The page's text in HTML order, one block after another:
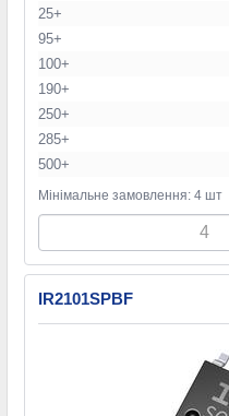
25+
95+
100+
190+
250+
285+
500+
Мінімальне замовлення: 4 шт
IR2101SPBF